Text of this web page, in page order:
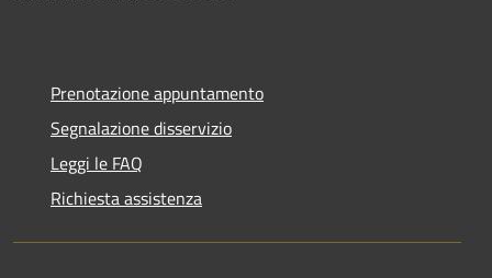
Prenotazione appuntamento
Segnalazione disservizio
Leggi le FAQ
Richiesta assistenza